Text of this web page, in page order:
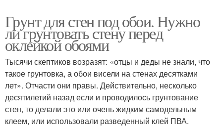
Грунт для стен под обои. Нужно
ли грунтовать стену перед
оклейкой обоями
Тысячи скептиков возразят: «отцы и деды не знали, что
такое грунтовка, а обои висели на стенах десятками
лет». Отчасти они правы. Действительно, несколько
десятилетий назад если и проводилось грунтование
стен, то делали это или очень жидким самодельным
клеем, или использовали разведенный клей ПВА.